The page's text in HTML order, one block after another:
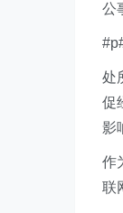
公
处
促
影
作
联